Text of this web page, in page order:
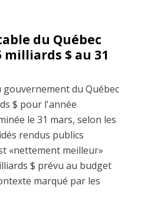
du Québec
$ au 31
gouvernement du Québec
$ pour l'année
le 31 mars, selon les
rendus publics
«nettement meilleur»
$ prévu au budget
marqué par les